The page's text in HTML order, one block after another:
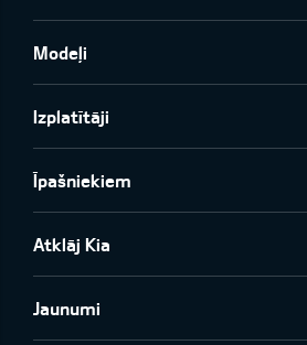
Modeļi
Izplatītāji
Īpašniekiem
Atklāj Kia
Jaunumi